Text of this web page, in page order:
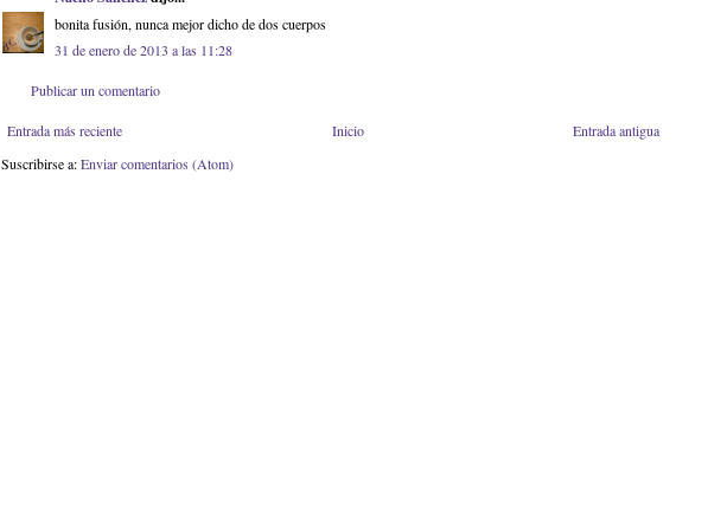
bonita fusión, nunca mejor dicho de dos cuerpos
31 de enero de 2013 a las 11:28
Publicar un comentario
Entrada más reciente Entrada antigua
Inicio
Suscribirse a:Enviar comentarios (Atom)